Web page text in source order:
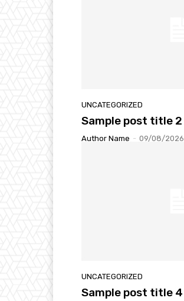
UNCATEGORIZED
Sample post title 2
Author Name - 09/08/2026
UNCATEGORIZED
Sample post title 4